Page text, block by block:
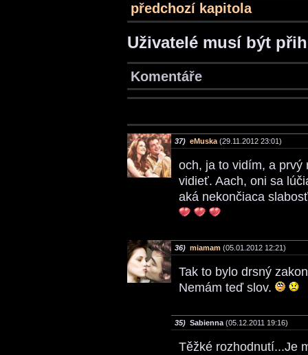
předchozí kapitola
Uživatelé musí být
Komentáře
37) eMuska (29.11.2012 23:01)
och, ja to vidím, a prvý
vidieť. Aach, oni sa
aká nekončiaca
36) miamam (05.01.2012 12:21)
Tak to bylo drsný
Nemám teď slov.
35) Sabienna (05.12.2011 19:16)
Těžké rozhodnutí...Je